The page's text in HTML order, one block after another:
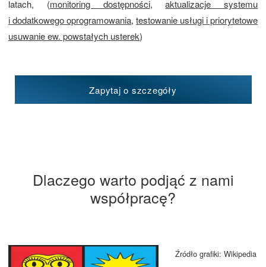
latach, (monitoring dostępności,aktualizacje systemu
i dodatkowego oprogramowania, testowanie usługi i priorytetowe
usuwanie ew. powstałych usterek)
Zapytaj o szczegóły
Dlaczego warto podjąć z nami
współpracę?
Źródło grafiki: Wikipedia